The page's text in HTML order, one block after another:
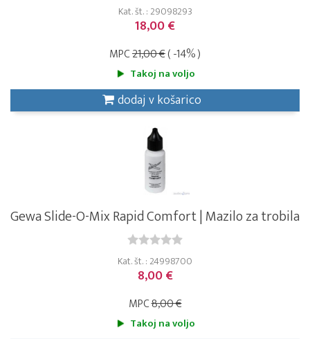
Kat. št. : 29098293
18,00 €
MPC21,00 €( -14% )
Takoj na voljo
dodaj v košarico
Gewa Slide-O-Mix Rapid Comfort | Mazilo za trobila
Kat. št. : 24998700
8,00 €
MPC8,00 €
Takoj na voljo